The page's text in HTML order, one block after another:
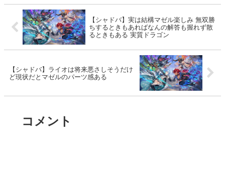
【シャドバ】実は結構マゼル楽しみ 無双勝
ちするときもあればなんの解答も握れず散
るときもある 実質ドラゴン
【シャドバ】ライオは将来悪さしそうだけ
ど現状だとマゼルのパーツ感ある
コメント